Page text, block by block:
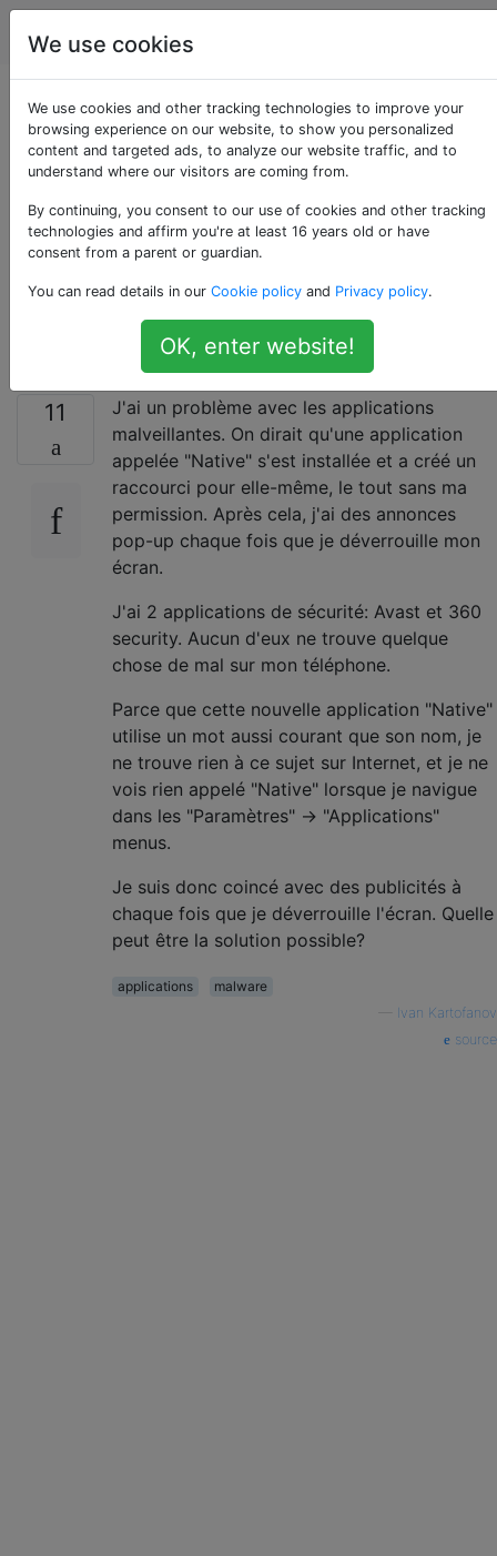
Android
Comment retrouver
une application qui
affiche des publicités
sur l'écran du
smartphone?
11
J'ai un problème avec les applications
malveillantes. On dirait qu'une application
appelée "Native" s'est installée et a créé un
raccourci pour elle-même, le tout sans ma
permission. Après cela, j'ai des annonces
pop-up chaque fois que je déverrouille mon
écran.
J'ai 2 applications de sécurité: Avast et 360
security. Aucun d'eux ne trouve quelque
chose de mal sur mon téléphone.
Parce que cette nouvelle application "Native"
utilise un mot aussi courant que son nom, je
ne trouve rien à ce sujet sur Internet, et je ne
vois rien appelé "Native" lorsque je navigue
dans les "Paramètres" -> "Applications"
menus.
Je suis donc coincé avec des publicités à
chaque fois que je déverrouille l'écran. Quelle
peut être la solution possible?
applications
malware
Ivan Kartofanov
source
We use cookies
We use cookies and other tracking technologies to improve your
browsing experience on our website, to show you personalized
content and targeted ads, to analyze our website traffic, and to
understand where our visitors are coming from.
By continuing, you consent to our use of cookies and other tracking
technologies and affirm you're at least 16 years old or have
consent from a parent or guardian.
You can read details in our Cookie policy and Privacy policy.
OK, enter website!